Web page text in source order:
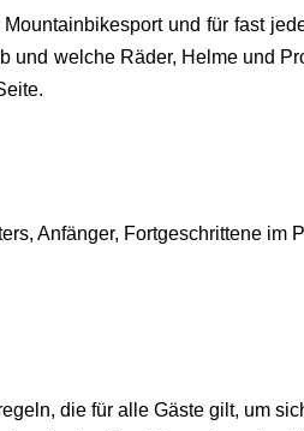
und für fast
welche Räder, Helme und
Anfänger, Fortgeschrittene im
die für alle Gäste gilt, um